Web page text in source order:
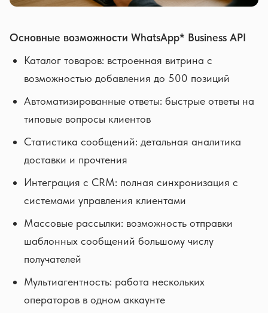
Основные возможности WhatsApp* Business API
Каталог товаров: встроенная витрина с
возможностью добавления до 500 позиций
Автоматизированные ответы: быстрые ответы на
типовые вопросы клиентов
Статистика сообщений: детальная аналитика
доставки и прочтения
Интеграция с CRM: полная синхронизация с
системами управления клиентами
Массовые рассылки: возможность отправки
шаблонных сообщений большому числу
получателей
Мультиагентность: работа нескольких
операторов в одном аккаунте